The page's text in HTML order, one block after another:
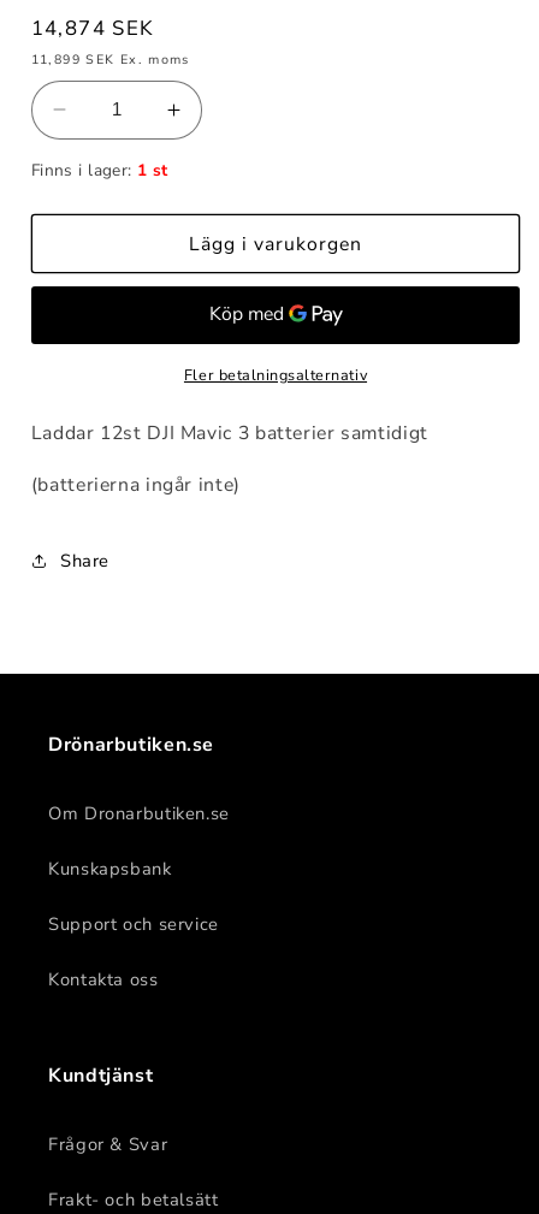
Ordinarie
pris
14,874 SEK
11,899 SEK Ex. moms
Minska
kvantitet
för
battery
Öka
kvantitet
battery
station
(Demo)
Finns i lager: 1 st
Lägg i varukorgen
Fler betalningsalternativ
Laddar 12st DJI Mavic 3 batterier samtidigt
(batterierna ingår inte)
Share
Drönarbutiken.se
Om Dronarbutiken.se
Kunskapsbank
Support och service
Kontakta oss
Kundtjänst
Frågor & Svar
Frakt- och betalsätt